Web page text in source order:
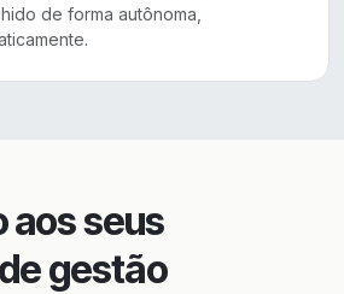
de forma autônoma,
aos seus
gestão